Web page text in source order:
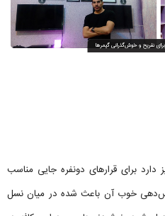
برای قرارهای دونفره جایی مناسب
خوب آن باعث شده در میان نسل